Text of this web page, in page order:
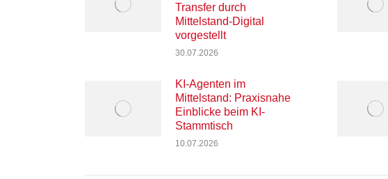
Transfer durch
Mittelstand-Digital
vorgestellt
30.07.2026
KI-Agenten im
Mittelstand: Praxisnahe
Einblicke beim KI-
Stammtisch
10.07.2026